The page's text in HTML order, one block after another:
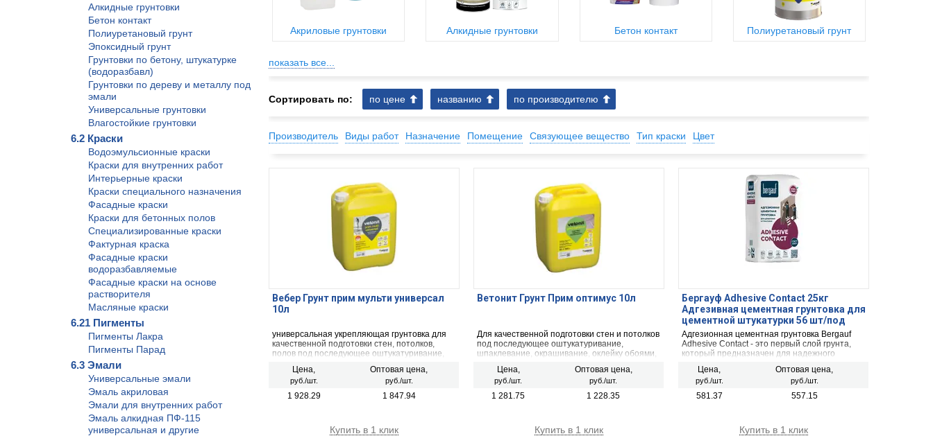
Алкидные грунтовки
Бетон контакт
Полиуретановый грунт
Эпоксидный грунт
Грунтовки по бетону, штукатурке
(водоразбавл)
Грунтовки по дереву и металлу под
эмали
Универсальные грунтовки
Влагостойкие грунтовки
6.2 Краски
Водоэмульсионные краски
Краски для внутренних работ
Интерьерные краски
Краски специального назначения
Фасадные краски
Краски для бетонных полов
Специализированные краски
Фактурная краска
Фасадные краски
водоразбавляемые
Фасадные краски на основе
растворителя
Масляные краски
6.21 Пигменты
Пигменты Лакра
Пигменты Парад
6.3 Эмали
Универсальные эмали
Эмаль акриловая
Эмали для внутренних работ
Эмаль алкидная ПФ-115
универсальная и другие
Акриловые грунтовки Алкидные грунтовки Бетон контакт Полиуретановый грунт
показать все...
Сортировать по: по цене названию по производителю
Производитель Виды работ Назначение Помещение Связующее вещество Тип краски Цвет
Вебер Грунт прим мульти универсал
10л
универсальная укрепляющая грунтовка для
качественной подготовки стен, потолков,
полов под последующее оштукатуривание,
приклеивание плитки, нанесение полимерной
гидроизоляции, ровнителей и наливных
полов.
Цена,
руб./шт.
Оптовая цена,
руб./шт.
1 928.29 1 847.94
Купить в 1 клик
Ветонит Грунт Прим оптимус 10л
Для качественной подготовки стен и потолков
под последующее оштукатуривание,
шпаклевание, окрашивание, оклейку обоями,
Цена,
руб./шт.
Оптовая цена,
руб./шт.
1 281.75 1 228.35
Купить в 1 клик
Бергауф Adhesive Contact 25кг
Адгезивная цементная грунтовка для
цементной штукатурки 56 шт/под
Адгезионная цементная грунтовка Bergauf
Adhesive Contact - это первый слой грунта,
который предназначен для надежного
основанием. Подходит для машинного и
ручного нанесения.
Цена,
руб./шт.
Оптовая цена,
руб./шт.
581.37 557.15
Купить в 1 клик